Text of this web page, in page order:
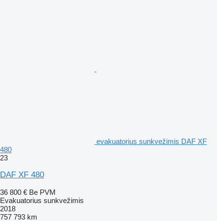
evakuatorius sunkvežimis DAF XF
480
23
DAF XF 480
36 800 € Be PVM
Evakuatorius sunkvežimis
2018
757 793 km